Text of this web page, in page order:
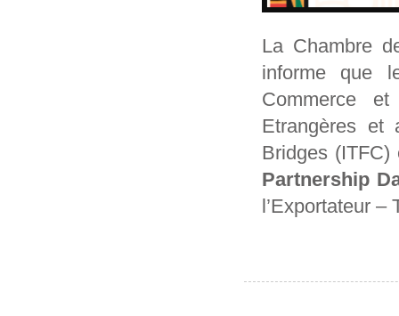
La Chambre
informe que
Commerce
Etrangères et
Bridges
Partnership
l’Exportateur –